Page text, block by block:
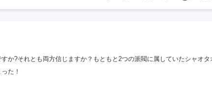
か?それとも両方信じますか？もともと2つの派閥に属していたシャオ
た！